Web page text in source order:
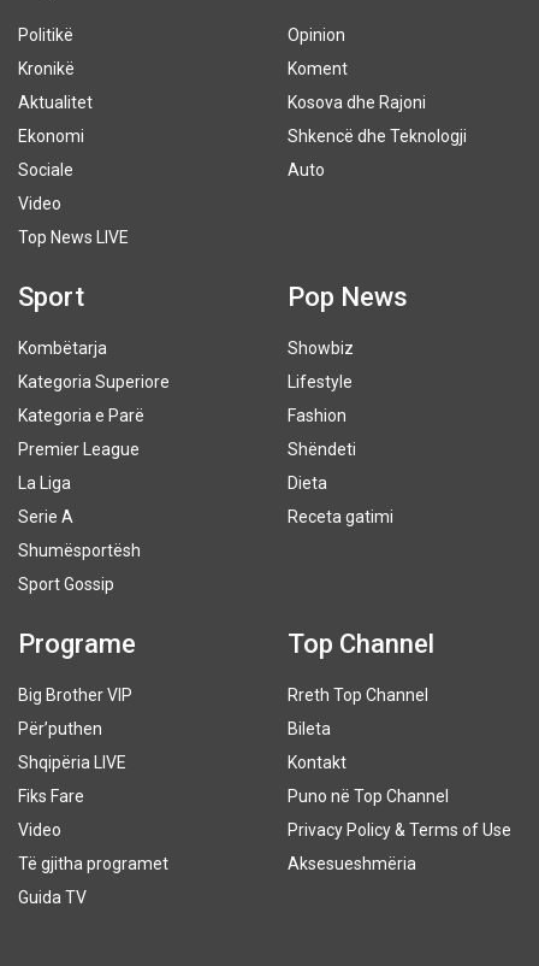
Politikë
Kronikë
Aktualitet
Ekonomi
Sociale
Video
Top News LIVE
Opinion
Koment
Kosova dhe Rajoni
Shkencë dhe Teknologji
Auto
Sport
Kombëtarja
Kategoria Superiore
Kategoria e Parë
Premier League
La Liga
Serie A
Shumësportësh
Sport Gossip
Pop News
Showbiz
Lifestyle
Fashion
Shëndeti
Dieta
Receta gatimi
Programe
Big Brother VIP
Për’puthen
Shqipëria LIVE
Fiks Fare
Video
Të gjitha programet
Guida TV
Top Channel
Rreth Top Channel
Bileta
Kontakt
Puno në Top Channel
Privacy Policy & Terms of Use
Aksesueshmëria